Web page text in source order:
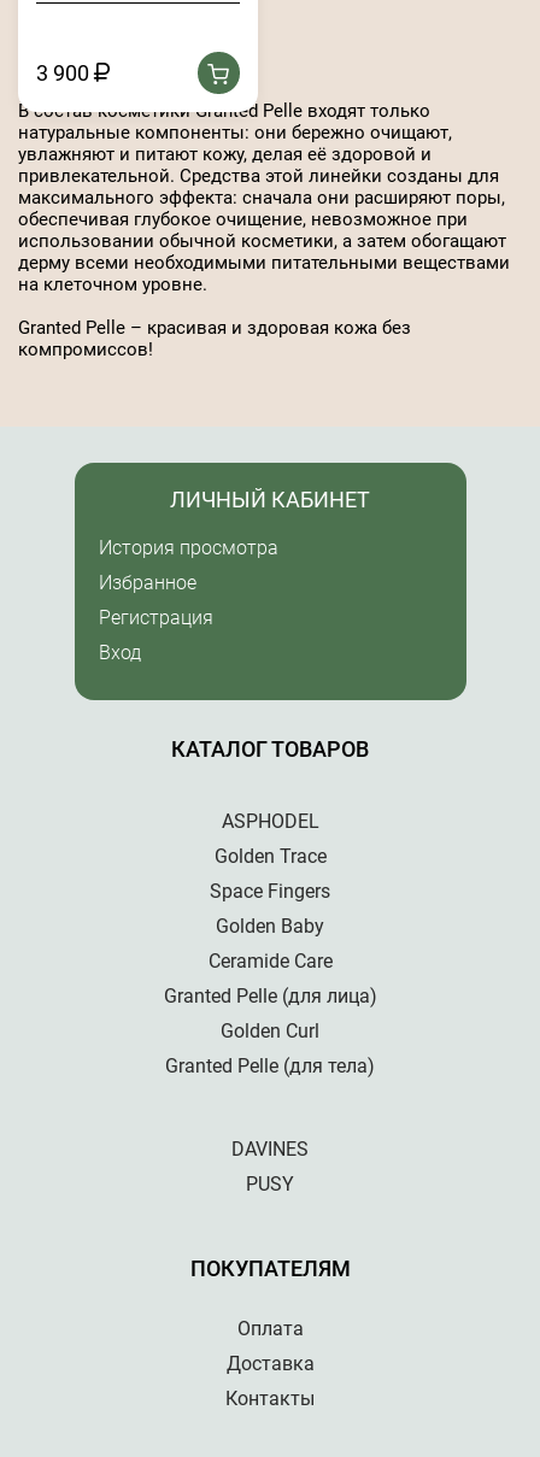
3 900
В состав косметики Granted Pelle входят только
натуральные компоненты: они бережно очищают,
увлажняют и питают кожу, делая её здоровой и
привлекательной. Средства этой линейки созданы для
максимального эффекта: сначала они расширяют поры,
обеспечивая глубокое очищение, невозможное при
использовании обычной косметики, а затем обогащают
дерму всеми необходимыми питательными веществами
на клеточном уровне.
Granted Pelle – красивая и здоровая кожа без
компромиссов!
КАТАЛОГ ТОВАРОВ
ASPHODEL
Golden Trace
Space Fingers
Golden Baby
Ceramide Care
Granted Pelle (для лица)
Golden Curl
Granted Pelle (для тела)
DAVINES
PUSY
ПОКУПАТЕЛЯМ
Оплата
Доставка
Контакты
ЛИЧНЫЙ КАБИНЕТ
История просмотра
Избранное
Регистрация
Вход